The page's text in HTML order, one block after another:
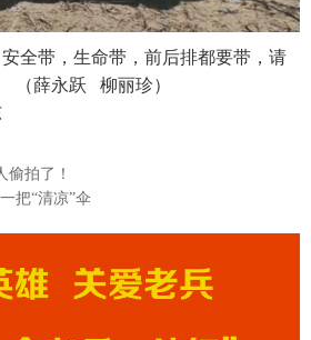
带，生命带，前后排都要带，请
（薛永跃 柳丽珍）
偷拍了！
把“清凉”伞